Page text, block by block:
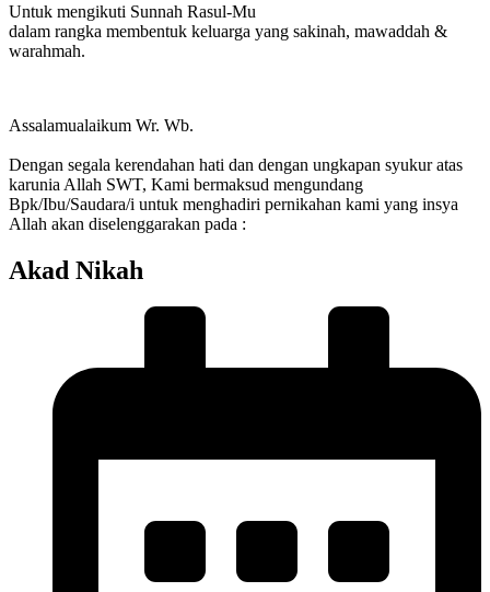
Untuk mengikuti Sunnah Rasul-Mu
dalam rangka membentuk keluarga yang sakinah, mawaddah &
warahmah.
Assalamualaikum Wr. Wb.
Dengan segala kerendahan hati dan dengan ungkapan syukur atas
karunia Allah SWT, Kami bermaksud mengundang
Bpk/Ibu/Saudara/i untuk menghadiri pernikahan kami yang insya
Allah akan diselenggarakan pada :
Akad Nikah